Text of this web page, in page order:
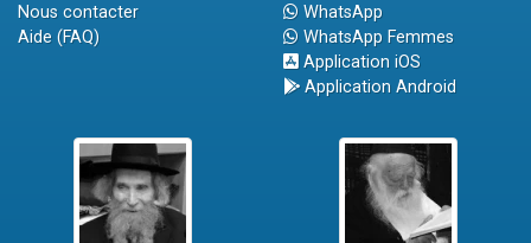
Nous contacter
Aide (FAQ)
WhatsApp
WhatsApp Femmes
Application iOS
Application Android